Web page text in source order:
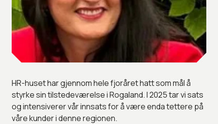
HR-huset har gjennom hele fjoråret hatt som mål å
styrke sin tilstedeværelse i Rogaland. I 2025 tar vi sats
og intensiverer vår innsats for å være enda tettere på
våre kunder i denne regionen.